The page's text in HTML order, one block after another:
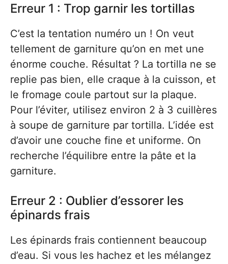
Erreur 1 : Trop garnir les tortillas
C’est la tentation numéro un ! On veut
tellement de garniture qu’on en met une
énorme couche. Résultat ? La tortilla ne se
replie pas bien, elle craque à la cuisson, et
le fromage coule partout sur la plaque.
Pour l’éviter, utilisez environ 2 à 3 cuillères
à soupe de garniture par tortilla. L’idée est
d’avoir une couche fine et uniforme. On
recherche l’équilibre entre la pâte et la
garniture.
Erreur 2 : Oublier d’essorer les
épinards frais
Les épinards frais contiennent beaucoup
d’eau. Si vous les hachez et les mélangez